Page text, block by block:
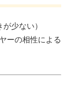
少ない）
ーの相性による